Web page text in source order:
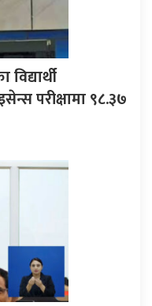
परीक्षामा ९८.३७